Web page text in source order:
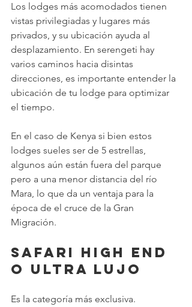
Los lodges más acomodados tienen
vistas privilegiadas y lugares más
privados, y su ubicación ayuda al
desplazamiento. En serengeti hay
varios caminos hacia disintas
direcciones, es importante entender la
ubicación de tu lodge para optimizar
el tiempo.
En el caso de Kenya si bien estos
lodges sueles ser de 5 estrellas,
algunos aún están fuera del parque
pero a una menor distancia del río
Mara, lo que da un ventaja para la
época de el cruce de la Gran
Migración.
Safari High End
o Ultra Lujo
Es la categoría más exclusiva.